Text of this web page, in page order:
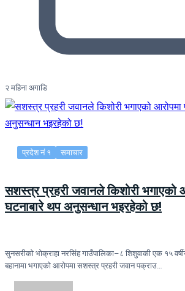
२ महिना अगाडि
प्रदेश नं १ समाचार
सशस्त्र प्रहरी जवानले किशोरी भगाएको
घटनाबारे थप अनुसन्धान भइरहेको छ!
सुनसरीको भोक्राहा नरसिंह गाउँपालिका–८ शिशुवाकी एक १५
बहानामा भगाएको आरोपमा सशस्त्र प्रहरी जवान पक्राउ…